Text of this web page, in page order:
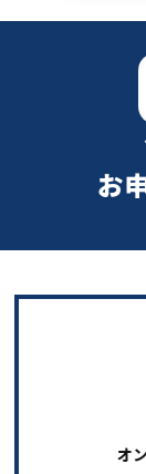
お
オ